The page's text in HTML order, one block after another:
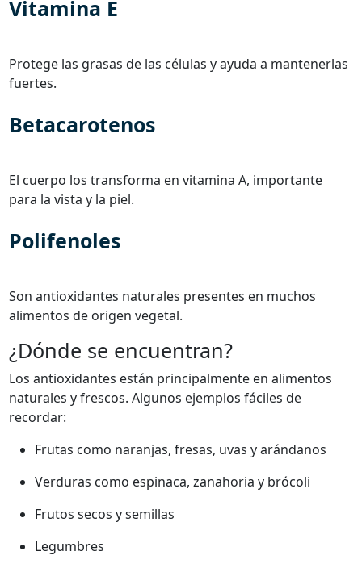
Vitamina E
Protege las grasas de las células y ayuda a mantenerlas
fuertes.
Betacarotenos
El cuerpo los transforma en vitamina A, importante
para la vista y la piel.
Polifenoles
Son antioxidantes naturales presentes en muchos
alimentos de origen vegetal.
¿Dónde se encuentran?
Los antioxidantes están principalmente en alimentos
naturales y frescos. Algunos ejemplos fáciles de
recordar:
Frutas como naranjas, fresas, uvas y arándanos
Verduras como espinaca, zanahoria y brócoli
Frutos secos y semillas
Legumbres